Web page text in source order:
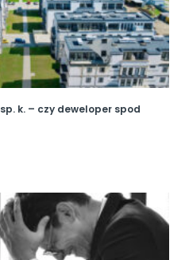
k. – czy deweloper spod